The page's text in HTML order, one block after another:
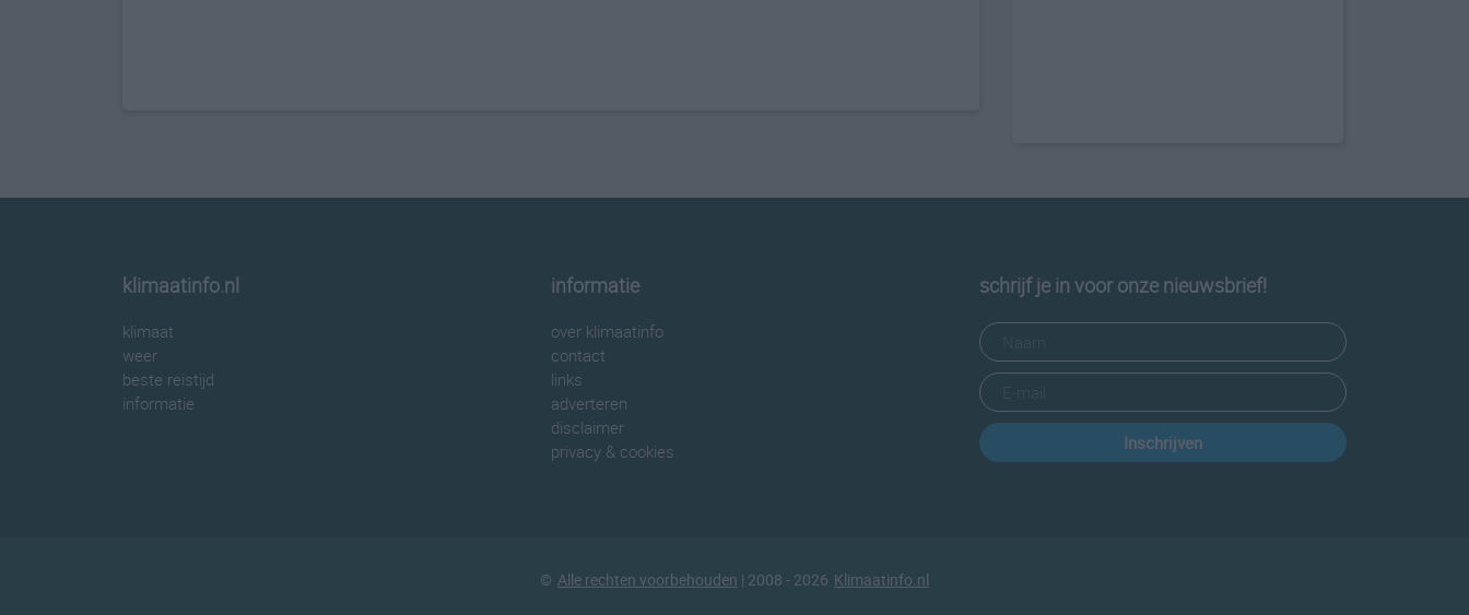
klimaatinfo.nl
klimaat
weer
beste reistijd
informatie
informatie
over klimaatinfo
contact
links
adverteren
disclaimer
privacy & cookies
schrijf je in voor onze nieuwsbrief!
Inschrijven
© Alle rechten voorbehouden | 2008 - 2026 Klimaatinfo.nl